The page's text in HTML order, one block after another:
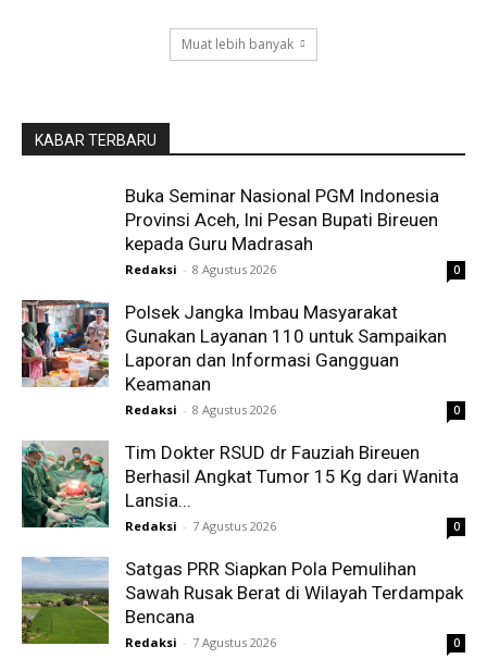
Muat lebih banyak
KABAR TERBARU
Buka Seminar Nasional PGM Indonesia
Provinsi Aceh, Ini Pesan Bupati Bireuen
kepada Guru Madrasah
Redaksi - 8 Agustus 2026 0
Polsek Jangka Imbau Masyarakat
Gunakan Layanan 110 untuk Sampaikan
Laporan dan Informasi Gangguan
Keamanan
Redaksi - 8 Agustus 2026 0
Tim Dokter RSUD dr Fauziah Bireuen
Berhasil Angkat Tumor 15 Kg dari Wanita
Lansia...
Redaksi - 7 Agustus 2026 0
Satgas PRR Siapkan Pola Pemulihan
Sawah Rusak Berat di Wilayah Terdampak
Bencana
Redaksi - 7 Agustus 2026 0